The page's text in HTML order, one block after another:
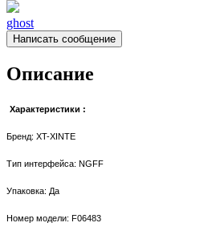
ghost
Написать сообщение
Описание
Характеристики :
Бренд: XT-XINTE
Тип интерфейса: NGFF
Упаковка: Да
Номер модели: F06483